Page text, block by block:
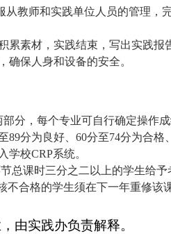
教师和实践单位人员的管理，
素材，实践结束，写出实践报
确保人身和设备的安全。
分，每个专业可自行确定操作
89分为良好、 60分至74分为合格、
学校CRP系统。
总课时三分之二以上的学生给予
不合格的学生须在下一年重修该
由实践办负责解释。